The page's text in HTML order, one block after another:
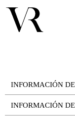
INFORMACIÓN
INFORMACIÓN